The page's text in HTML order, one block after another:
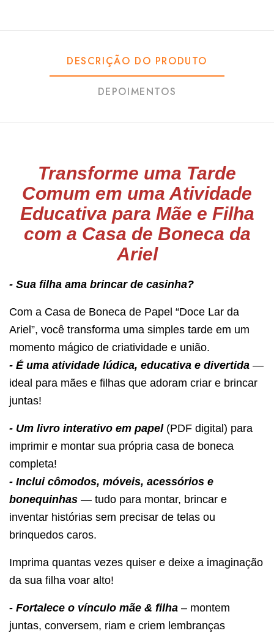
DESCRIÇÃO DO PRODUTO
DEPOIMENTOS
Transforme uma Tarde
Comum em uma Atividade
Educativa para Mãe e Filha
com a Casa de Boneca da
Ariel
- Sua filha ama brincar de casinha?
Com a Casa de Boneca de Papel “Doce Lar da
Ariel”, você transforma uma simples tarde em um
momento mágico de criatividade e união.
- É uma atividade lúdica, educativa e divertida —
ideal para mães e filhas que adoram criar e brincar
juntas!
- Um livro interativo em papel(PDF digital) para
imprimir e montar sua própria casa de boneca
completa!
- Inclui cômodos, móveis, acessórios e
bonequinhas — tudo para montar, brincar e
inventar histórias sem precisar de telas ou
brinquedos caros.
Imprima quantas vezes quiser e deixe a imaginação
da sua filha voar alto!
- Fortalece o vínculo mãe & filha – montem
juntas, conversem, riam e criem lembranças